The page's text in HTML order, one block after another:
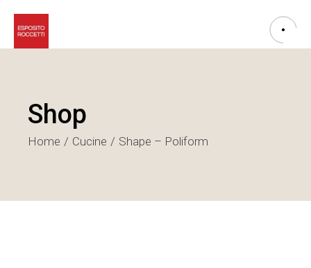
Shop
Home Cucine Shape – Poliform